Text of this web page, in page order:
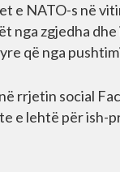
e NATO-s në
nga zgjedha
që nga
rrjetin social
e lehtë për ish-